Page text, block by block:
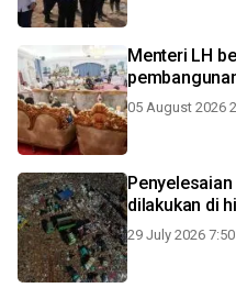
Menteri LH
05 August 2026
dilakukan di
29 July 2026